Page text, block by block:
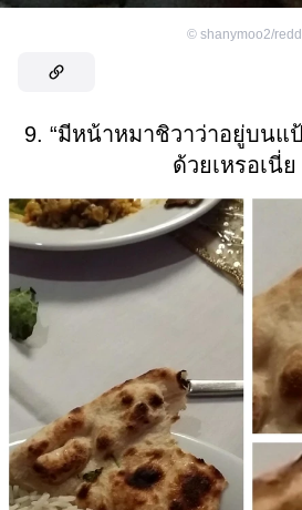
© shanymoo2/
9. “มีหน้าหมาชิวาว่าอยู่บน
ด้วยเหรอเนี่ย